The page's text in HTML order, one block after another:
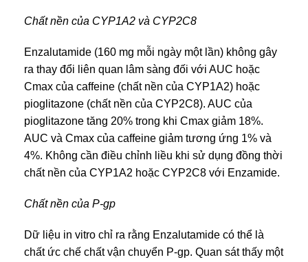
Chất nền của CYP1A2 và CYP2C8
Enzalutamide (160 mg mỗi ngày một lần) không gây
ra thay đổi liên quan lâm sàng đối với AUC hoặc
Cmax của caffeine (chất nền của CYP1A2) hoặc
pioglitazone (chất nền của CYP2C8). AUC của
pioglitazone tăng 20% trong khi Cmax giảm 18%.
AUC và Cmax của caffeine giảm tương ứng 1% và
4%. Không cần điều chỉnh liều khi sử dụng đồng thời
chất nền của CYP1A2 hoặc CYP2C8 với Enzamide.
Chất nền của P-gp
Dữ liệu in vitro chỉ ra rằng Enzalutamide có thể là
chất ức chế chất vận chuyển P-gp. Quan sát thấy một